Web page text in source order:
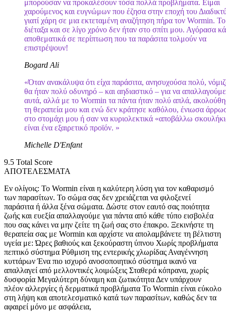
μπορούσαν να προκαλέσουν τόσα πολλά προβλήματα. Είμαι
χαρούμενος και ευγνώμων που έζησα στην εποχή του
γιατί χάρη σε μια εκτεταμένη αναζήτηση πήρα τον Wormin. Το
διέταξα και σε λίγο χρόνο δεν ήταν στο σπίτι μου. Αγόρασα
αποθεματικά σε περίπτωση που τα παράσιτα τολμούν να
επιστρέψουν!
Bogard Ali
«Όταν ανακάλυψα ότι είχα παράσιτα, ανησυχούσα πολύ,
θα ήταν πολύ οδυνηρό – και αηδιαστικό – για να
αυτά, αλλά με το Wormin τα πάντα ήταν πολύ απλά,
τη θεραπεία μου και ενώ δεν κράτησε καθόλου, ένιωσα
στο στομάχι μου ή σαν να κυριολεκτικά «αποβάλλω
είναι ένα εξαιρετικό προϊόν. »
Michelle D'Enfant
9.5 Total Score
ΑΠΟΤΕΛΕΣΜΑΤΑ
Εν ολίγοις: Το Wormin είναι η καλύτερη λύση για τον καθαρισμό
των παρασίτων. Το σώμα σας δεν χρειάζεται να φιλοξενεί
παράσιτα ή άλλα ξένα σώματα. Δώστε στον εαυτό σας ποιότητα
ζωής και ευεξία απαλλαγούμε για πάντα από κάθε τύπο εισβολέα
που σας κάνει να μην ζείτε τη ζωή σας στο έπακρο. Ξεκινήστε τη
θεραπεία σας με Wormin και αρχίστε να απολαμβάνετε τη βέλτιστη
υγεία με: Ώρες βαθιούς και ξεκούραστη ύπνου Χωρίς προβλήματα
πεπτικό σύστημα Ρύθμιση της εντερικής χλωρίδας Αναγέννηση
κυττάρων Ένα πιο ισχυρό ανοσοποιητικό σύστημα ικανό να
απαλλαγεί από μελλοντικές λοιμώξεις Σταθερά κόπρανα, χωρίς
δυσφορία Μεγαλύτερη δύναμη και ζωτικότητα Δεν υπάρχουν
πλέον αλλεργίες ή δερματικά προβλήματα Το Wormin είναι εύκολο
στη λήψη και αποτελεσματικό κατά των παρασίτων, καθώς δεν τα
αφαιρεί μόνο με ασφάλεια,